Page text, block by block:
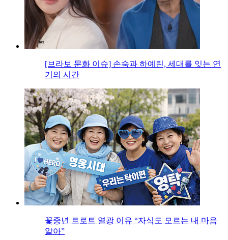
[브라보 문화 이슈] 손숙과 하예린, 세대를 잇는 연
기의 시간
꽃중년 트로트 열광 이유 “자식도 모르는 내 마음
알아”